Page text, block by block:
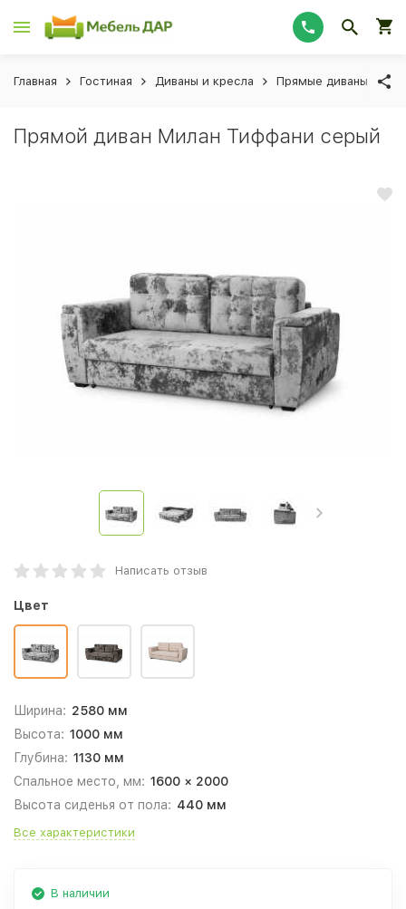
Главная Гостиная Диваны и кресла Прямые диваны
Прямой диван Милан Тиффани серый
Написать отзыв
Цвет
Ширина: 2580 мм
Высота: 1000 мм
Глубина: 1130 мм
Спальное место, мм: 1600 × 2000
Высота сиденья от пола: 440 мм
Все характеристики
В наличии